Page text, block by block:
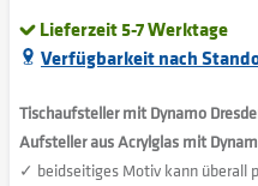
Lieferzeit 5-7 Werktage
Verfügbarkeit nach
Tischaufsteller mit Dynamo
Aufsteller aus Acrylglas mit
✓ beidseitiges Motiv kann überall